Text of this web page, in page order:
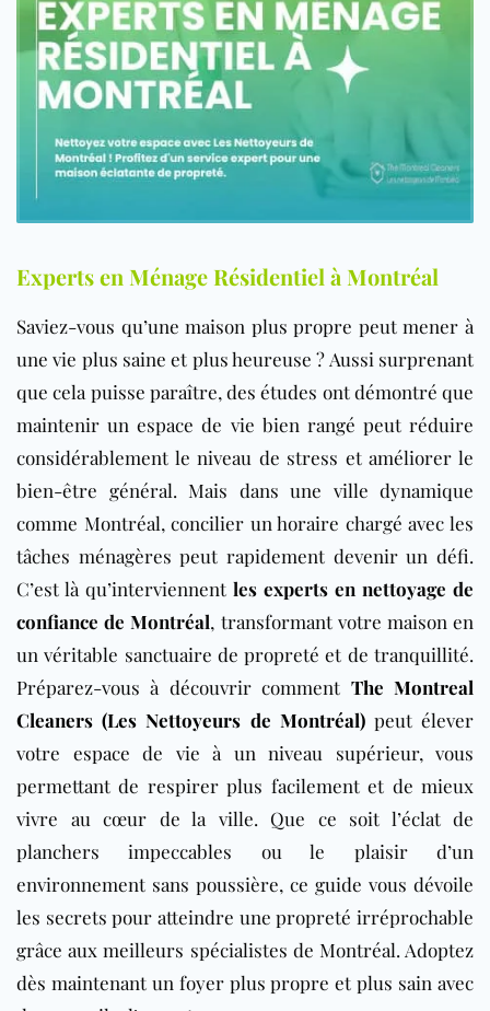
Experts en Ménage Résidentiel à Montréal
Saviez-vous qu’une maison plus propre peut mener à
une vie plus saine et plus heureuse ? Aussi surprenant
que cela puisse paraître, des études ont démontré que
maintenir un espace de vie bien rangé peut réduire
considérablement le niveau de stress et améliorer le
bien-être général. Mais dans une ville dynamique
comme Montréal, concilier un horaire chargé avec les
tâches ménagères peut rapidement devenir un défi.
C’est là qu’interviennent les experts en nettoyage de
confiance de Montréal, transformant votre maison en
un véritable sanctuaire de propreté et de tranquillité.
Préparez-vous à découvrir comment The Montreal
Cleaners (Les Nettoyeurs de Montréal)peut élever
votre espace de vie à un niveau supérieur, vous
permettant de respirer plus facilement et de mieux
vivre au cœur de la ville. Que ce soit l’éclat de
planchers impeccables ou le plaisir d’un
environnement sans poussière, ce guide vous dévoile
les secrets pour atteindre une propreté irréprochable
grâce aux meilleurs spécialistes de Montréal. Adoptez
dès maintenant un foyer plus propre et plus sain avec